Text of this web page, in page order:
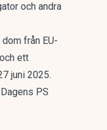
och andra
från EU-
ett
juni 2025.
PS